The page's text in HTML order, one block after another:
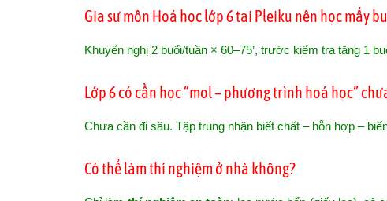
Gia sư môn Hoá học lớp 6 tại Pleiku nên học mấy
Khuyến nghị 2 buổi/tuần × 60–75’, trước kiểm tra tăng 1
Lớp 6 có cần học “mol – phương trình hoá học”
Chưa cần đi sâu. Tập trung nhận biết chất – hỗn hợp –
Có thể làm thí nghiệm ở nhà không?